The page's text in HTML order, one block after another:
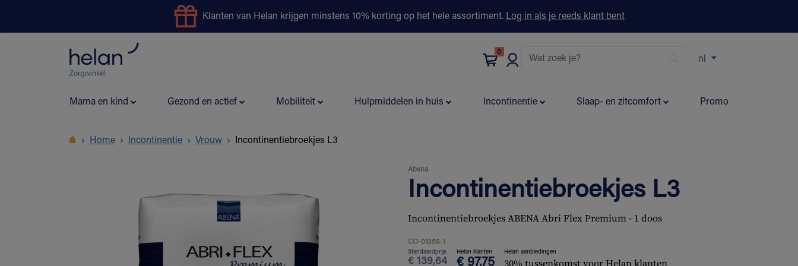
Klanten van Helan krijgen minstens 10% korting op het hele assortiment. Log in als je reeds klant bent
0
nl
Mama en kind Gezond en actief Mobiliteit Hulpmiddelen in huis Incontinentie Slaap- en zitcomfort Promo
Home Incontinentie Vrouw Incontinentiebroekjes L3
Abena
Incontinentiebroekjes L3
Incontinentiebroekjes ABENA Abri Flex Premium - 1 doos
CO-01356-1
Standaardprijs
€ 139,64
Helan klanten
€ 97,75
Helan aanbiedingen
30% tussenkomst voor Helan klanten